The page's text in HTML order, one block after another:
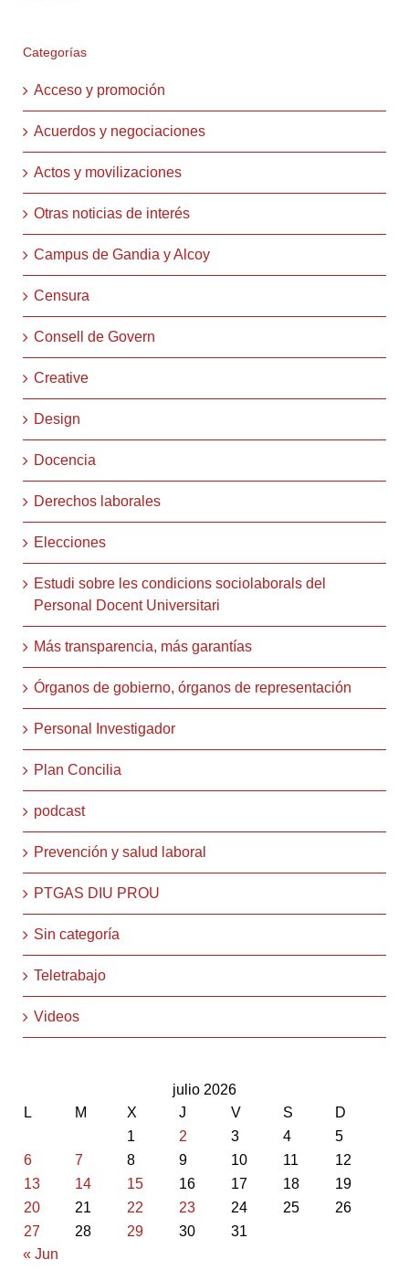
Categorías
Acceso y promoción
Acuerdos y negociaciones
Actos y movilizaciones
Otras noticias de interés
Campus de Gandia y Alcoy
Censura
Consell de Govern
Creative
Design
Docencia
Derechos laborales
Elecciones
Estudi sobre les condicions sociolaborals del
Personal Docent Universitari
Más transparencia, más garantías
Órganos de gobierno, órganos de representación
Personal Investigador
Plan Concilia
podcast
Prevención y salud laboral
PTGAS DIU PROU
Sin categoría
Teletrabajo
Videos
julio 2026
L
M X J V S
D
1
2 3 4
5
6
7 8 9 10 11
12
13
14 15 16 17 18
19
20
21 22 23 24 25
26
27
28 29 30
31
« Jun